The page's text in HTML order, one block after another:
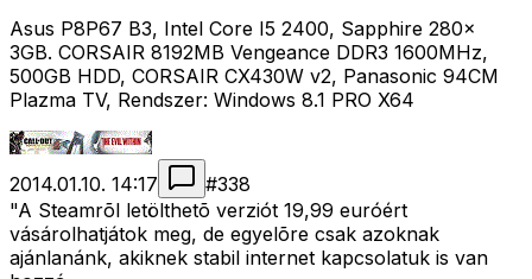
Asus P8P67 B3, Intel Core I5 2400, Sapphire 280x
3GB. CORSAIR 8192MB Vengeance DDR3 1600MHz,
500GB HDD, CORSAIR CX430W v2, Panasonic 94CM
Plazma TV, Rendszer: Windows 8.1 PRO X64
2014.01.10. 14:17 #338
"A Steamrõl letölthetõ verziót 19,99 euróért
vásárolhatjátok meg, de egyelõre csak azoknak
ajánlanánk, akiknek stabil internet kapcsolatuk is van